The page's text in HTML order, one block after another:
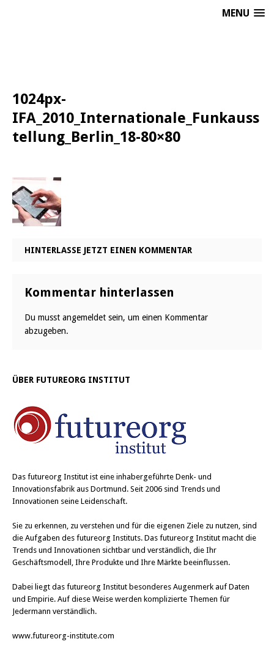
MENU
1024px-
IFA_2010_Internationale_Funkauss
tellung_Berlin_18-80×80
HINTERLASSE JETZT EINEN KOMMENTAR
Kommentar hinterlassen
Du musst angemeldet sein, um einen Kommentar
abzugeben.
ÜBER FUTUREORG INSTITUT
Das futureorg Institut ist eine inhabergeführte Denk- und
Innovationsfabrik aus Dortmund. Seit 2006 sind Trends und
Innovationen seine Leidenschaft.
Sie zu erkennen, zu verstehen und für die eigenen Ziele zu nutzen, sind
die Aufgaben des futureorg Instituts. Das futureorg Institut macht die
Trends und Innovationen sichtbar und verständlich, die Ihr
Geschäftsmodell, Ihre Produkte und Ihre Märkte beeinflussen.
Dabei liegt das futureorg Institut besonderes Augenmerk auf Daten
und Empirie. Auf diese Weise werden komplizierte Themen für
Jedermann verständlich.
www.futureorg-institute.com